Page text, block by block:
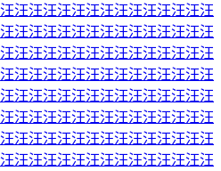
汪汪汪汪汪汪汪汪汪汪汪汪汪汪
汪汪汪汪汪汪汪汪汪汪汪汪汪汪
汪汪汪汪汪汪汪汪汪汪汪汪汪汪
汪汪汪汪汪汪汪汪汪汪汪汪汪汪
汪汪汪汪汪汪汪汪汪汪汪汪汪汪
汪汪汪汪汪汪汪汪汪汪汪汪汪汪
汪汪汪汪汪汪汪汪汪汪汪汪汪汪
汪汪汪汪汪汪汪汪汪汪汪汪汪汪